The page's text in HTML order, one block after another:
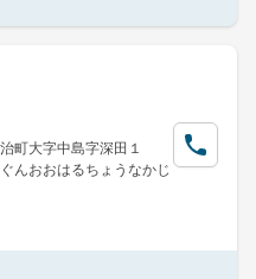
町大字中島字深田１
んおおはるちょうなかじ